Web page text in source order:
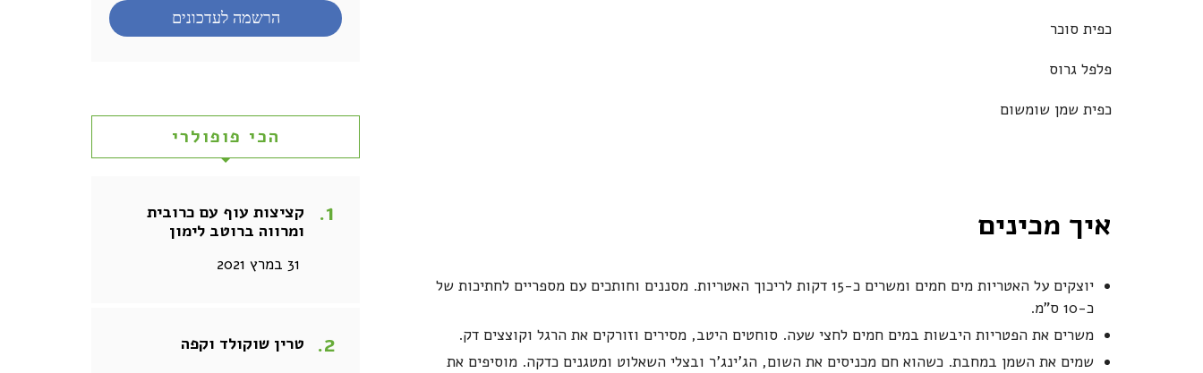
כפית סוכר
פלפל גרוס
כפית שמן שומשום
איך מכינים
יוצקים על האטריות מים חמים ומשרים כ-15 דקות לריכוך האטריות. מסננים וחותכים עם מספריים לחתיכות של
כ-10 ס"מ.
משרים את הפטריות היבשות במים חמים לחצי שעה. סוחטים היטב, מסירים וזורקים את הרגל וקוצצים דק.
שמים את השמן במחבת. כשהוא חם מכניסים את השום, הג'ינג'ר ובצלי השאלוט ומטגנים כדקה. מוסיפים את
הכי פופולרי
קציצות עוף עם כרובית
ומרווה ברוטב לימון
31 במרץ 2021
טרין שוקולד וקפה